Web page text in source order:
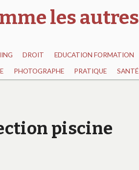
les autres
DROIT EDUCATION FORMATION
PHOTOGRAPHE PRATIQUE SANTÉ
piscine